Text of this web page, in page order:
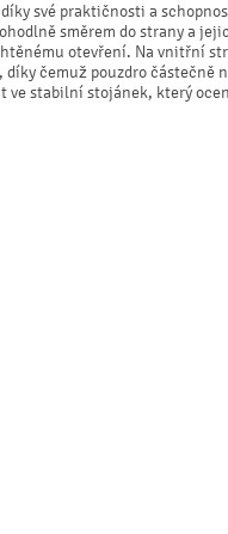
své praktičnosti a
směrem do strany a
otevření. Na vnitřní
čemuž pouzdro částečně
ve stabilní stojánek, který